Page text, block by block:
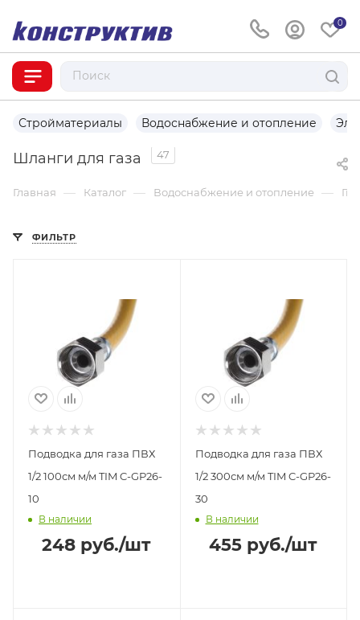
0
Стройматериалы Водоснабжение и отопление
Шланги для газа 47
Главная — Каталог — Водоснабжение и отопление —
ФИЛЬТР
Подводка для газа ПВХ
1/2 100см м/м TIM C-GP26-
10
В наличии
248 руб./шт
Подводка для газа ПВХ
1/2 300см м/м TIM C-GP26-
30
В наличии
455 руб./шт